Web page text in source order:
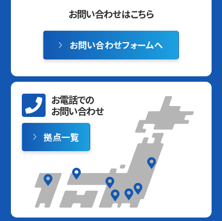
お問い合わせはこちら
お問い合わせフォームへ
お電話での
お問い合わせ
拠点一覧